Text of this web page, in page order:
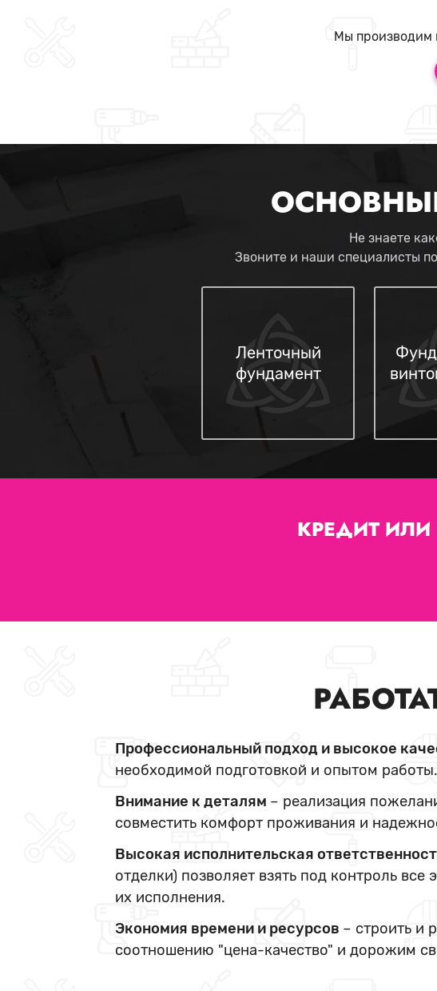
Мы производим
Не знаете
Звоните и наши специалисты
Ленточный
фундамент
КРЕДИТ ИЛИ
Профессиональный подход и высокое
необходимой подготовкой и опытом работы.
Внимание к деталям – реализация
совместить комфорт проживания и
Высокая исполнительская
отделки) позволяет взять под контроль
их исполнения.
Экономия времени и ресурсов – строить и
соотношению "цена-качество" и дорожим